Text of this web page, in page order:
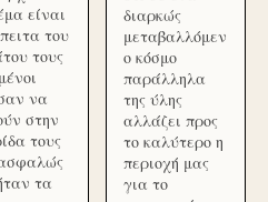
είναι
του
τους
να
στην
τους
τα
διαρκώς
μεταβαλλόμεν
ο κόσμο
παράλληλα
της ύλης
αλλάζει προς
το καλύτερο η
περιοχή μας
για το